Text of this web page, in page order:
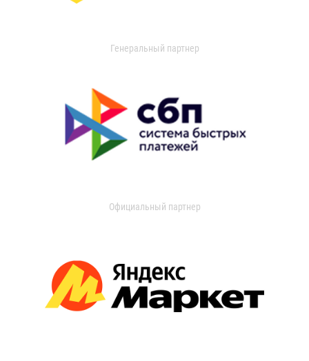
Генеральный партнер
Официальный партнер